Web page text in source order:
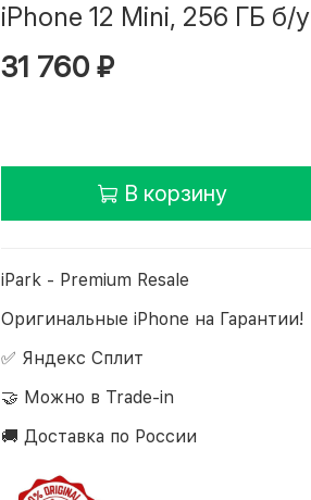
iPhone 12 Mini, 256 ГБ б/у
31 760 ₽
В корзину
iPark - Premium Resale
Оригинальные iPhone на Гарантии!
✅ Яндекс Сплит
🤝 Можно в Trade-in
🚚 Доставка по России